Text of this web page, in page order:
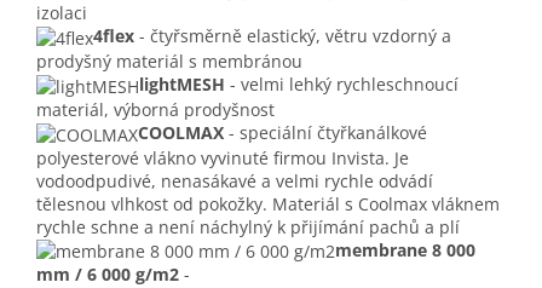
izolaci
4flex - čtyřsměrně elastický, větru vzdorný a
prodyšný materiál s membránou
lightMESH - velmi lehký rychleschnoucí
materiál, výborná prodyšnost
COOLMAX - speciální čtyřkanálkové
polyesterové vlákno vyvinuté firmou Invista. Je
vodoodpudivé, nenasákavé a velmi rychle odvádí
tělesnou vlhkost od pokožky. Materiál s Coolmax vláknem
rychle schne a není náchylný k přijímání pachů a plí
membrane 8 000
mm / 6 000 g/m2 -